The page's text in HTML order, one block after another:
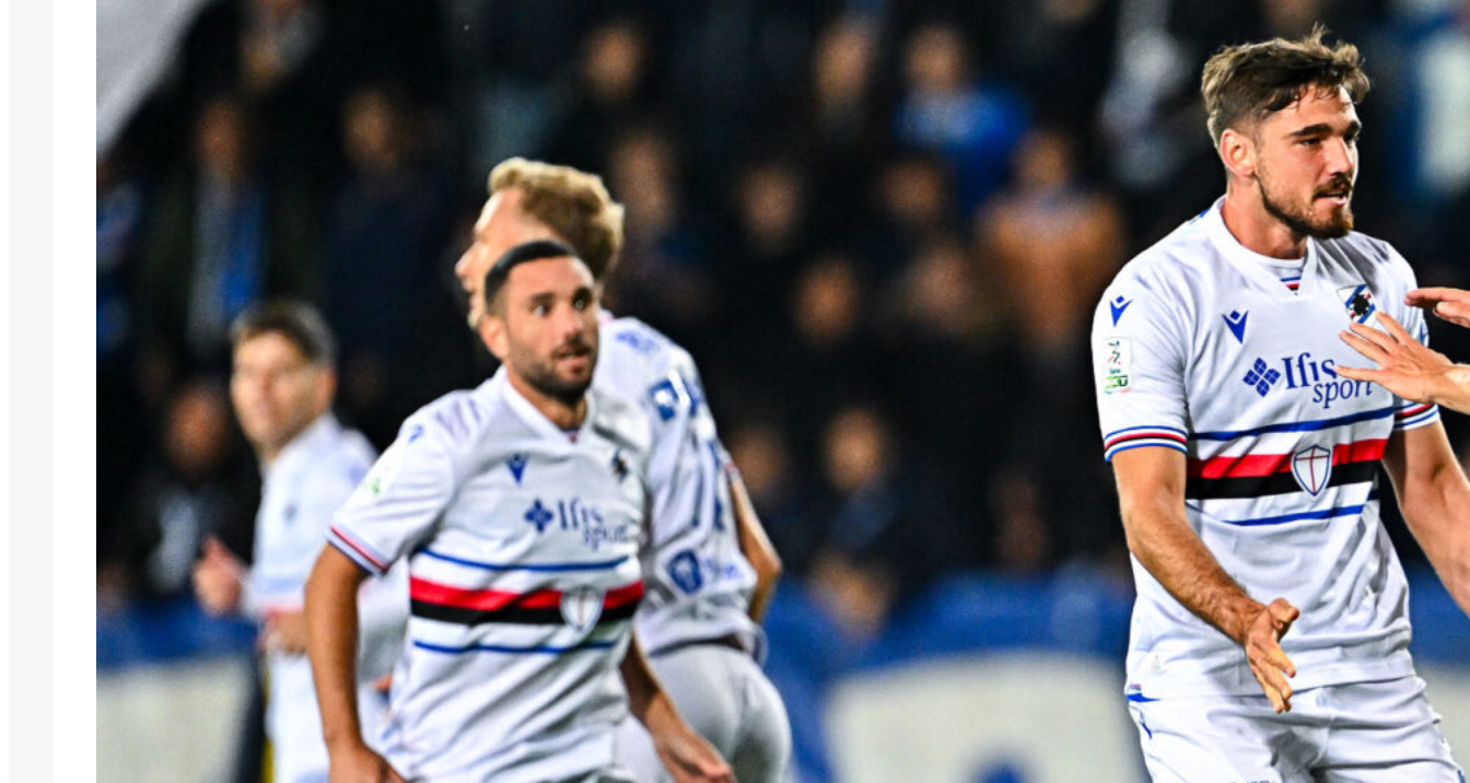
Ripescaggio in Serie B per il Bari: la
speranza è legata alla crisi della Juve
28 Maggio 2026
Futuro Bari, Leccese a De Laurentiis:
“Serve un piano industriale serio,
non siamo una seconda squadra”
27 Maggio 2026